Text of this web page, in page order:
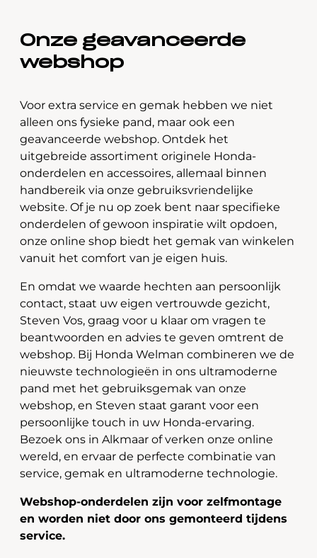
Onze geavanceerde
webshop
Voor extra service en gemak hebben we niet
alleen ons fysieke pand, maar ook een
geavanceerde webshop. Ontdek het
uitgebreide assortiment originele Honda-
onderdelen en accessoires, allemaal binnen
handbereik via onze gebruiksvriendelijke
website. Of je nu op zoek bent naar specifieke
onderdelen of gewoon inspiratie wilt opdoen,
onze online shop biedt het gemak van winkelen
vanuit het comfort van je eigen huis.
En omdat we waarde hechten aan persoonlijk
contact, staat uw eigen vertrouwde gezicht,
Steven Vos, graag voor u klaar om vragen te
beantwoorden en advies te geven omtrent de
webshop. Bij Honda Welman combineren we de
nieuwste technologieën in ons ultramoderne
pand met het gebruiksgemak van onze
webshop, en Steven staat garant voor een
persoonlijke touch in uw Honda-ervaring.
Bezoek ons in Alkmaar of verken onze online
wereld, en ervaar de perfecte combinatie van
service, gemak en ultramoderne technologie.
Webshop-onderdelen zijn voor zelfmontage
en worden niet door ons gemonteerd tijdens
service.